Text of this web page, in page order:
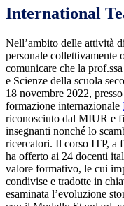
International
Nell’ambito delle attività
personale collettivamente
comunicare che la
e Scienze della scuola
18 novembre 2022,
formazione internazionale
riconosciuto dal MIUR e
insegnanti nonché lo
ricercatori. Il corso ITP, a
ha offerto ai 24 docenti
valore formativo, le cui
condivise e tradotte in
esaminata l’evoluzione